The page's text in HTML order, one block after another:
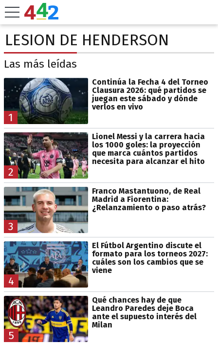
LESION DE HENDERSON
Las más leídas
1
Continúa la Fecha 4 del Torneo
Clausura 2026: qué partidos se
juegan este sábado y dónde
verlos en vivo
2
Lionel Messi y la carrera hacia
los 1000 goles: la proyección
que marca cuántos partidos
necesita para alcanzar el hito
3
Franco Mastantuono, de Real
Madrid a Fiorentina:
¿Relanzamiento o paso atrás?
4
El Fútbol Argentino discute el
formato para los torneos 2027:
cuáles son los cambios que se
viene
5
Qué chances hay de que
Leandro Paredes deje Boca
ante el supuesto interés del
Milan